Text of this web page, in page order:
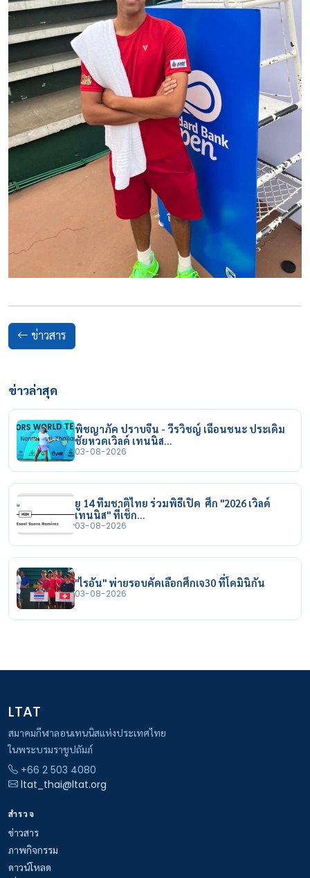
ข่าวสาร
ข่าวล่าสุด
พิชญาภัค ปราบจีน - วีรวิชญ์ เฉือนชนะ ประเดิม
ชัยหวดเวิลด์ เทนนิส…
03-08-2026
ยู 14 ทีมชาติไทย ร่วมพิธีเปิด ศึก "2026 เวิลด์
เทนนิส" ที่เช็ก…
03-08-2026
"ไรอัน" พ่ายรอบคัดเลือกศึกเจ30 ที่โดมินิกัน
03-08-2026
LTAT
สมาคมกีฬาลอนเทนนิสแห่งประเทศไทย
ในพระบรมราชูปถัมภ์
+66 2 503 4080
ltat_thai@ltat.org
สำรวจ
ข่าวสาร
ภาพกิจกรรม
ดาวน์โหลด